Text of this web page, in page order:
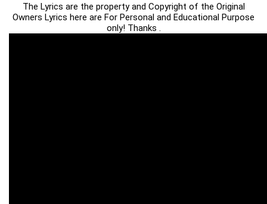
The Lyrics are the property and Copyright of the Original
Owners Lyrics here are For Personal and Educational Purpose
only! Thanks .